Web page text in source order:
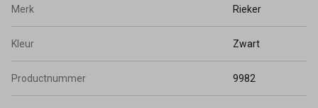
Merk Rieker
Kleur Zwart
Productnummer 9982